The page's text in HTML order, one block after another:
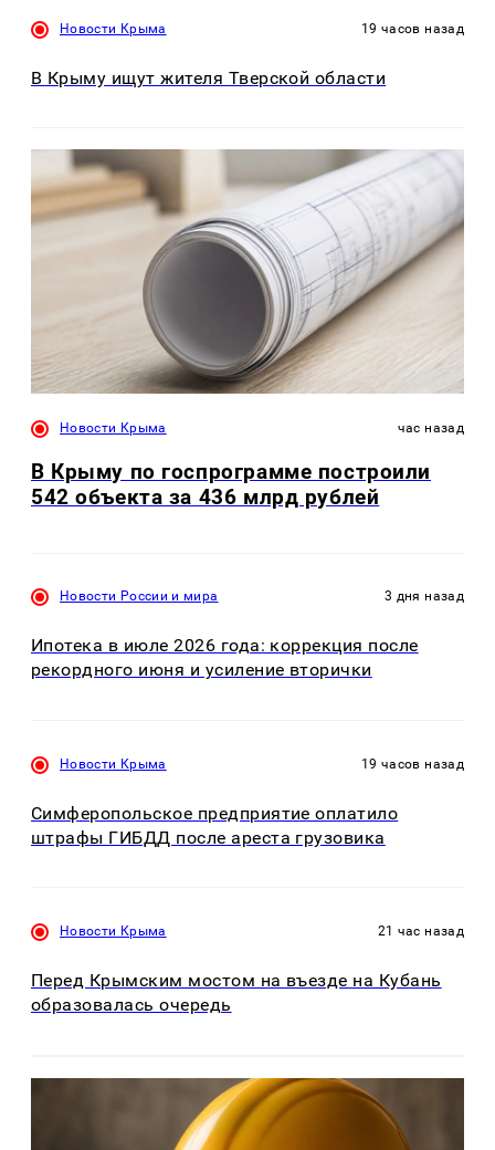
Новости Крыма 19 часов назад
В Крыму ищут жителя Тверской области
Новости Крыма час назад
В Крыму по госпрограмме построили
542 объекта за 436 млрд рублей
Новости России и мира 3 дня назад
Ипотека в июле 2026 года: коррекция после
рекордного июня и усиление вторички
Новости Крыма 19 часов назад
Симферопольское предприятие оплатило
штрафы ГИБДД после ареста грузовика
Новости Крыма 21 час назад
Перед Крымским мостом на въезде на Кубань
образовалась очередь